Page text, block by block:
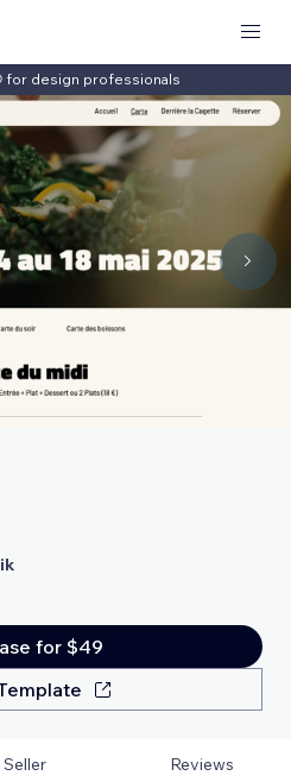
for design professionals
for $49
Seller Reviews